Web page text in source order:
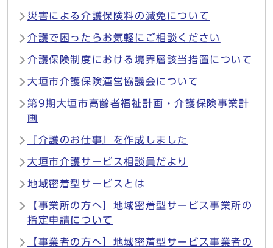
災害による介護保険料の減免について
介護で困ったらお気軽にご相談ください
介護保険制度における境界層該当措置について
大垣市介護保険運営協議会について
第9期大垣市高齢者福祉計画・介護保険事業計
画
『介護のお仕事』を作成しました
大垣市介護サービス相談員だより
地域密着型サービスとは
【事業所の方へ】地域密着型サービス事業所の
指定申請について
【事業者の方へ】地域密着型サービス事業者の